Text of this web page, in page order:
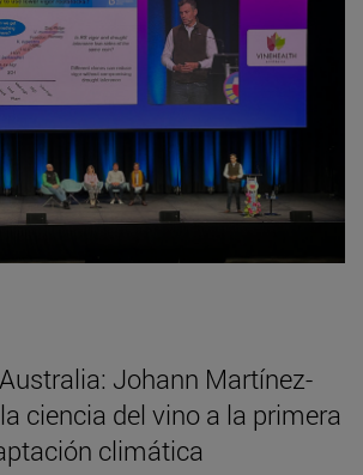
Johann Martínez-
ciencia del vino a la primera
climática